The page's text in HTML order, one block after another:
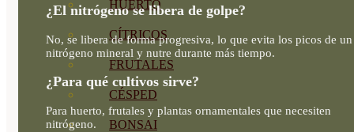
HUERTO
CÍTRICOS
FRUTALES
CÉSPED
BONSAI
¿El nitrógeno se libera de golpe?
No, se libera de forma progresiva, lo que evita los picos de un
nitrógeno mineral y nutre durante más tiempo.
¿Para qué cultivos sirve?
Para huerto, frutales y plantas ornamentales que necesiten
nitrógeno.